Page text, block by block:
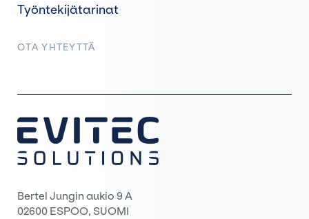
Työntekijätarinat
OTA YHTEYTTÄ
Bertel Jungin aukio 9 A
02600 ESPOO, SUOMI